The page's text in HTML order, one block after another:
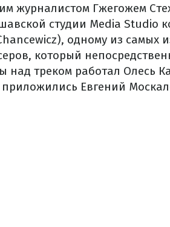
журналистом Гжегожем
студии Media Studio
одному из самых
который
над треком работал Олесь
приложились Евгений